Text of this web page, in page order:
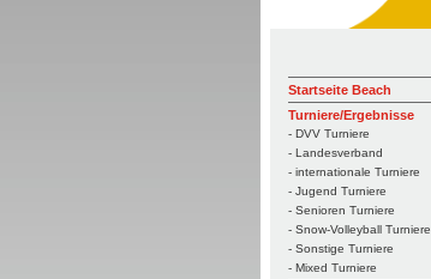
Startseite Beach
Turniere/Ergebnisse
- DVV Turniere
- Landesverband
- internationale Turniere
- Jugend Turniere
- Senioren Turniere
- Snow-Volleyball Turniere
- Sonstige Turniere
- Mixed Turniere